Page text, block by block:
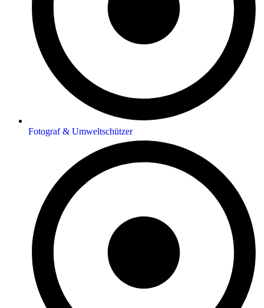
Fotograf & Umweltschützer